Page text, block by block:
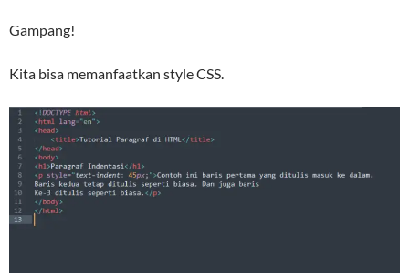
Gampang!
Kita bisa memanfaatkan style CSS.